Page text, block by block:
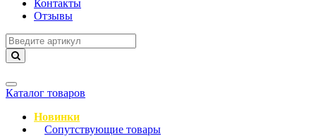
Контакты
Отзывы
Навигация
Каталог товаров
Новинки
Сопутствующие товары